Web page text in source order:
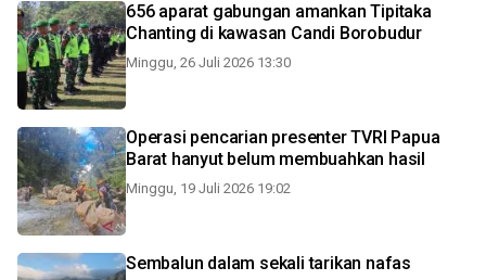
656 aparat gabungan amankan Tipitaka
Chanting di kawasan Candi Borobudur
Minggu, 26 Juli 2026 13:30
Operasi pencarian presenter TVRI Papua
Barat hanyut belum membuahkan hasil
Minggu, 19 Juli 2026 19:02
Sembalun dalam sekali tarikan nafas